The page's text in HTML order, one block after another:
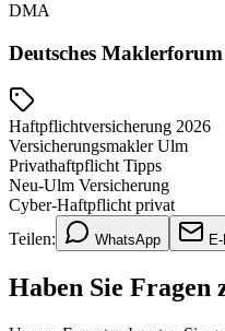
DMA
Deutsches
Haftpflichtversicherung 2026
Versicherungsmakler Ulm
Privathaftpflicht Tipps
Neu-Ulm Versicherung
Cyber-Haftpflicht privat
Teilen:
WhatsApp
Haben Sie Fragen